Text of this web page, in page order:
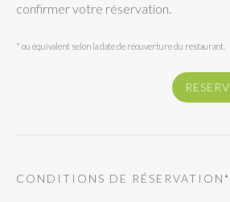
confirmer votre réservation.
* ou équivalent selon la date de réouverture du restaurant.
CONDITIONS DE